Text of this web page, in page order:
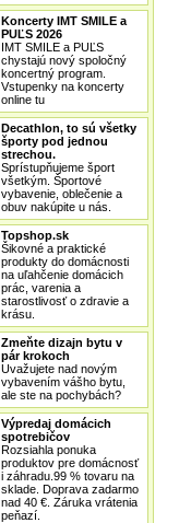
Koncerty IMT SMILE a
PUĽS 2026
IMT SMILE a PUĽS
chystajú nový spoločný
koncertný program.
Vstupenky na koncerty
online tu
Decathlon, to sú všetky
športy pod jednou
strechou.
Sprístupňujeme šport
všetkým. Športové
vybavenie, oblečenie a
obuv nakúpite u nás.
Topshop.sk
Šikovné a praktické
produkty do domácnosti
na uľahčenie domácich
prác, varenia a
starostlivosť o zdravie a
krásu.
Zmeňte dizajn bytu v
pár krokoch
Uvažujete nad novým
vybavením vášho bytu,
ale ste na pochybách?
Výpredaj domácich
spotrebičov
Rozsiahla ponuka
produktov pre domácnosť
i záhradu.99 % tovaru na
sklade. Doprava zadarmo
nad 40 €. Záruka vrátenia
peňazí.